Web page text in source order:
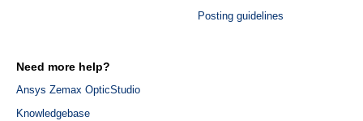
Posting guidelines
Need more help?
Ansys Zemax OpticStudio
Knowledgebase